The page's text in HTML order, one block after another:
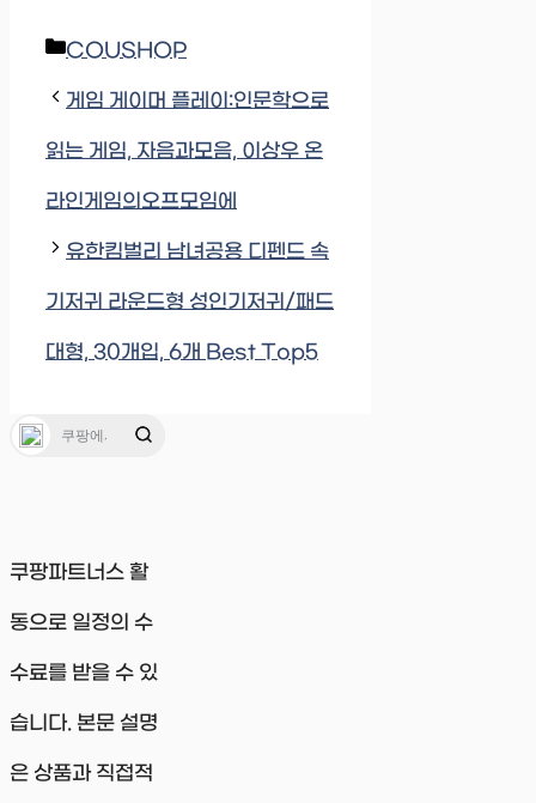
Categories
COUSHOP
게임 게이머 플레이:인문학으로
읽는 게임, 자음과모음, 이상우 온
라인게임의오프모임에
유한킴벌리 남녀공용 디펜드 속
기저귀 라운드형 성인기저귀/패드
대형, 30개입, 6개 Best Top5
쿠팡파트너스 활
동으로 일정의 수
수료를 받을 수 있
습니다. 본문 설명
은 상품과 직접적